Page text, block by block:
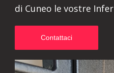
di Cuneo le vostre
Contattaci